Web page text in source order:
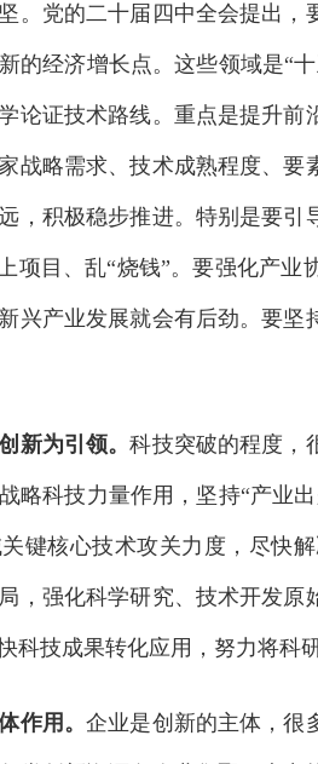
。党的二十届四中全会提出，
的经济增长点。这些领域是“
论证技术路线。重点是提升
战略需求、技术成熟程度、要
，积极稳步推进。特别是要
项目、乱“烧钱”。要强化产
兴产业发展就会有后劲。要
新为引领。科技突破的程度，
略科技力量作用，坚持“产业
键核心技术攻关力度，尽快
，强化科学研究、技术开发
科技成果转化应用，努力将科
作用。企业是创新的主体，很